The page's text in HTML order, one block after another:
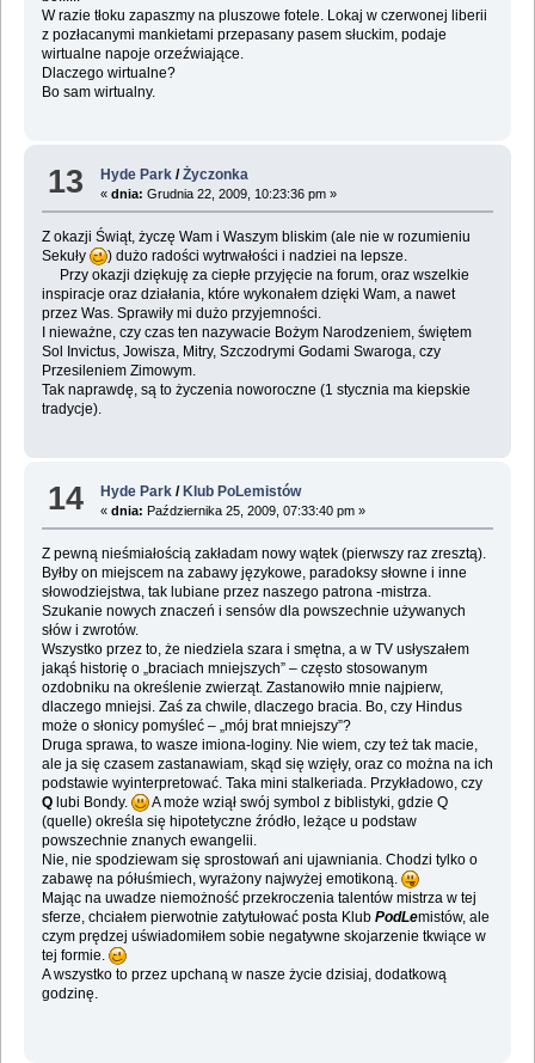
W razie tłoku zapaszmy na pluszowe fotele. Lokaj w czerwonej liberii
z pozłacanymi mankietami przepasany pasem słuckim, podaje
wirtualne napoje orzeźwiające.
Dlaczego wirtualne?
Bo sam wirtualny.
13 Hyde Park /Życzonka
«dnia: Grudnia 22, 2009, 10:23:36 pm »
Z okazji Świąt, życzę Wam i Waszym bliskim (ale nie w rozumieniu
Sekuły
) dużo radości wytrwałości i nadziei na lepsze.
Przy okazji dziękuję za ciepłe przyjęcie na forum, oraz wszelkie
inspiracje oraz działania, które wykonałem dzięki Wam, a nawet
przez Was. Sprawiły mi dużo przyjemności.
I nieważne, czy czas ten nazywacie Bożym Narodzeniem, świętem
Sol Invictus, Jowisza, Mitry, Szczodrymi Godami Swaroga, czy
Przesileniem Zimowym.
Tak naprawdę, są to życzenia noworoczne (1 stycznia ma kiepskie
tradycje).
14 Hyde Park / Klub PoLemistów
«dnia: Października 25, 2009, 07:33:40 pm »
Z pewną nieśmiałością zakładam nowy wątek (pierwszy raz zresztą).
Byłby on miejscem na zabawy językowe, paradoksy słowne i inne
słowodziejstwa, tak lubiane przez naszego patrona -mistrza.
Szukanie nowych znaczeń i sensów dla powszechnie używanych
słów i zwrotów.
Wszystko przez to, że niedziela szara i smętna, a w TV usłyszałem
jakąś historię o „braciach mniejszych” – często stosowanym
ozdobniku na określenie zwierząt. Zastanowiło mnie najpierw,
dlaczego mniejsi. Zaś za chwile, dlaczego bracia. Bo, czy Hindus
może o słonicy pomyśleć – „mój brat mniejszy”?
Druga sprawa, to wasze imiona-loginy. Nie wiem, czy też tak macie,
ale ja się czasem zastanawiam, skąd się wzięły, oraz co można na ich
podstawie wyinterpretować. Taka mini stalkeriada. Przykładowo, czy
Qlubi Bondy.
A może wziął swój symbol z biblistyki, gdzie Q
(quelle) określa się hipotetyczne źródło, leżące u podstaw
powszechnie znanych ewangelii.
Nie, nie spodziewam się sprostowań ani ujawniania. Chodzi tylko o
zabawę na półuśmiech, wyrażony najwyżej emotikoną.
Mając na uwadze niemożność przekroczenia talentów mistrza w tej
sferze, chciałem pierwotnie zatytułować posta Klub PodLemistów, ale
czym prędzej uświadomiłem sobie negatywne skojarzenie tkwiące w
tej formie.
A wszystko to przez upchaną w nasze życie dzisiaj, dodatkową
godzinę.